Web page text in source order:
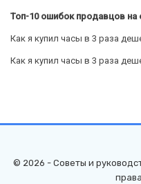
Топ-10 ошибок продавцов на
Как я купил часы в 3 раза
Как я купил часы в 3 раза
© 2026 - Советы и